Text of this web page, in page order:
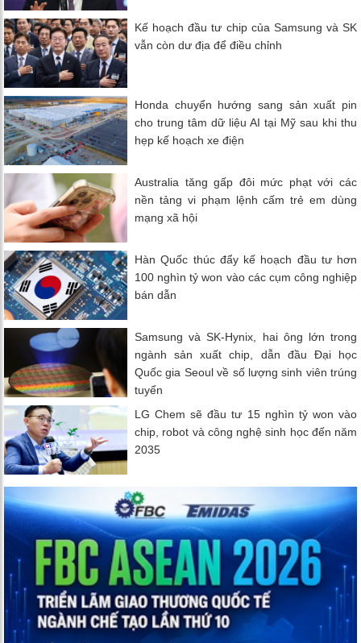
Kế hoạch đầu tư chip của Samsung và SK
vẫn còn dư địa để điều chỉnh
Honda chuyển hướng sang sản xuất pin
cho trung tâm dữ liệu AI tại Mỹ sau khi thu
hẹp kế hoạch xe điện
Australia tăng gấp đôi mức phạt với các
nền tảng vi phạm lệnh cấm trẻ em dùng
mạng xã hội
Hàn Quốc thúc đẩy kế hoạch đầu tư hơn
100 nghìn tỷ won vào các cụm công nghiệp
bán dẫn
Samsung và SK-Hynix, hai ông lớn trong
ngành sản xuất chip, dẫn đầu Đại học
Quốc gia Seoul về số lượng sinh viên trúng
tuyển
LG Chem sẽ đầu tư 15 nghìn tỷ won vào
chip, robot và công nghệ sinh học đến năm
2035